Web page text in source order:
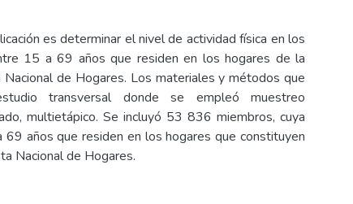
es determinar el nivel de actividad física en los
15 a 69 años que residen en los hogares de la
de Hogares. Los materiales y métodos que
transversal donde se empleó muestreo
multietápico. Se incluyó 53 836 miembros, cuya
años que residen en los hogares que constituyen
Nacional de Hogares.